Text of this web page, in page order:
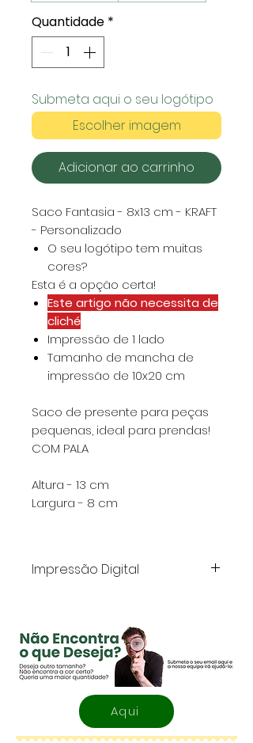
Quantidade *
Submeta aqui o seu logótipo
Escolher imagem
Adicionar ao carrinho
Saco Fantasia - 8x13 cm - KRAFT
- Personalizado
O seu logótipo tem muitas
cores?
Esta é a opção certa!
Este artigo não necessita de
cliché
Impressão de 1 lado
Tamanho de mancha de
impressão de 10x20 cm
Saco de presente para peças
pequenas, ideal para prendas!
COM PALA
Altura - 13 cm
Largura - 8 cm
Impressão Digital
linhas horizontais e ou
verticais que ocorrem
sempre, mas com
particular destaque em
impressões de mancha de
tinta grande.
Aqui